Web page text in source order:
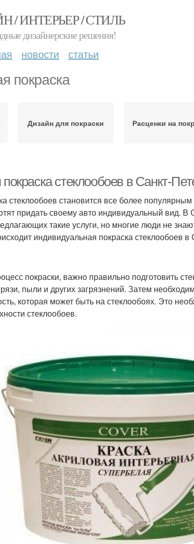
/ ИНТЕРЬЕР / СТИЛЬ
дизайнерские решения!
новости статьи
покраска
Дизайн для покраски Расценки на
стеклообоев в Санкт-
стеклообоев становится все более
придать своему авто индивидуальный вид. В
такие услуги, но многие люди не
индивидуальная покраска стеклообоев в
покраски, важно правильно подготовить
пыли и других загрязнений. Затем
которая может быть на стеклообоях. Это
стеклообоев.